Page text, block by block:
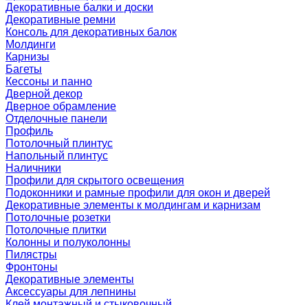
Декоративные балки и доски
Декоративные ремни
Консоль для декоративных балок
Молдинги
Карнизы
Багеты
Кессоны и панно
Дверной декор
Дверное обрамление
Отделочные панели
Профиль
Потолочный плинтус
Напольный плинтус
Наличники
Профили для скрытого освещения
Подоконники и рамные профили для окон и дверей
Декоративные элементы к молдингам и карнизам
Потолочные розетки
Потолочные плитки
Колонны и полуколонны
Пилястры
Фронтоны
Декоративные элементы
Аксессуары для лепнины